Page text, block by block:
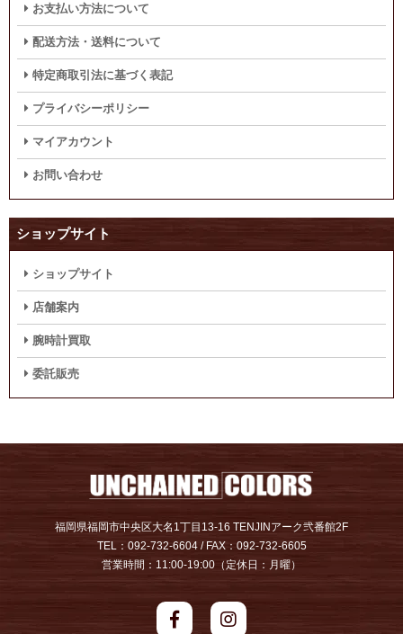
お支払い方法について
配送方法・送料について
特定商取引法に基づく表記
プライバシーポリシー
マイアカウント
お問い合わせ
ショップサイト
ショップサイト
店舗案内
腕時計買取
委託販売
福岡県福岡市中央区大名1丁目13-16 TENJINアーク弐番館2F
TEL：092-732-6604 / FAX：092-732-6605
営業時間：11:00-19:00（定休日：月曜）